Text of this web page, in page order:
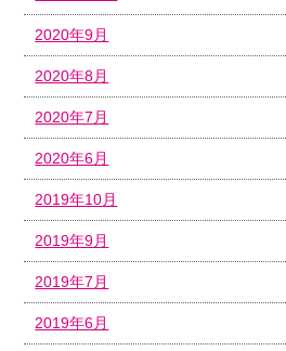
2020年9月
2020年8月
2020年7月
2020年6月
2019年10月
2019年9月
2019年7月
2019年6月